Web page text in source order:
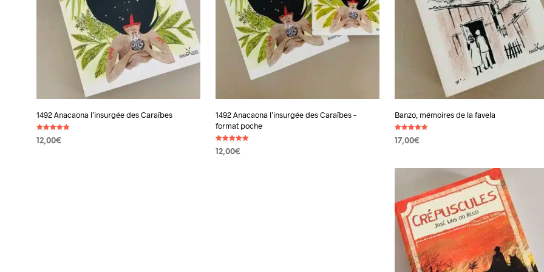
1492 Anacaona l’insurgée des Caraïbes
Note
4.92
12,00€
1492 Anacaona l’insurgée des Caraïbes –
format poche
Note
5.00
12,00€
Banzo, mémoires de la favela
Note
4.90
17,00€